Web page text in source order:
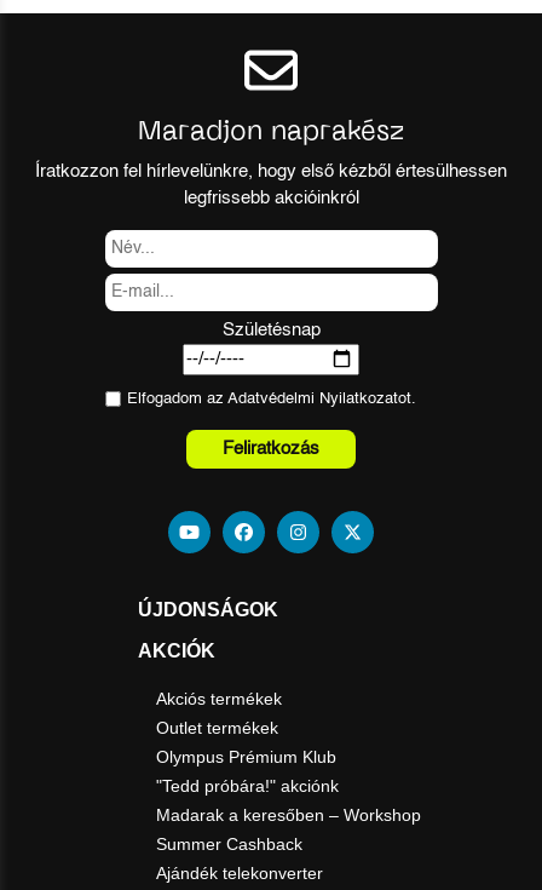
Maradjon naprakész
Íratkozzon fel hírlevelünkre, hogy első kézből értesülhessen
legfrissebb akcióinkról
Születésnap
Elfogadom az Adatvédelmi Nyilatkozatot.
Feliratkozás
ÚJDONSÁGOK
AKCIÓK
Akciós termékek
Outlet termékek
Olympus Prémium Klub
"Tedd próbára!" akciónk
Madarak a keresőben – Workshop
Summer Cashback
Ajándék telekonverter